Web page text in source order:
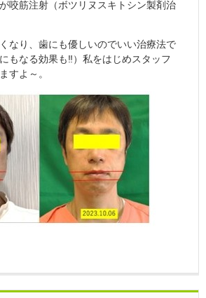
咬筋注射（ボツリヌスキトシン製剤治
なり、歯にも優しいのでいい治療法で
もなる効果も‼）私をはじめスタッフ
すよ～。